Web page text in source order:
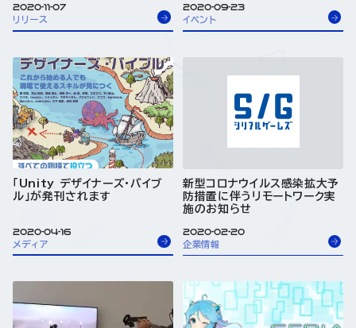
2020-11-07
リリース
2020-09-23
イベント
「Unity デザイナーズ・バイブ
ル」が発刊されます
2020-04-16
メディア
新型コロナウイルス感染拡大予
防措置に伴うリモートワーク実
施のお知らせ
2020-02-20
企業情報